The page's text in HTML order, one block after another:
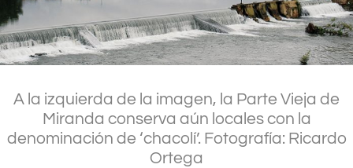
A la izquierda de la imagen, la Parte Vieja de
Miranda conserva aún locales con la
denominación de ‘chacolí’. Fotografía: Ricardo
Ortega